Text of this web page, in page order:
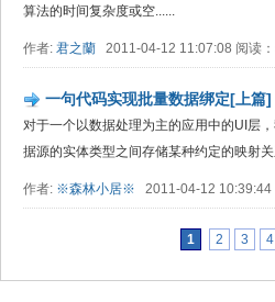
算法的时间复杂度或空......
作者: 君之蘭 2011-04-12 11:07:08 阅读：
一句代码实现批量数据绑定[上篇]
对于一个以数据处理为主的应用中的UI层
据源的实体类型之间存储某种约定的映射
作者: ※森林小居※ 2011-04-12 10:39:44
1 2 3 4